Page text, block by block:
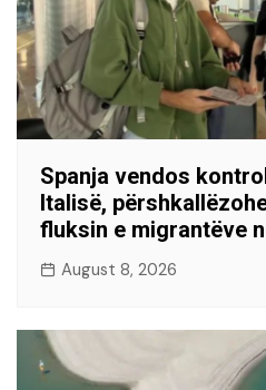
Spanja vendos
Italisë,
fluksin e migrantëve
August 8, 2026